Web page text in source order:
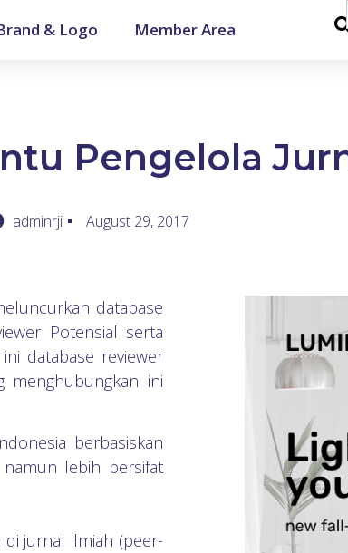
& Logo Member Area
Pengelola
adminrji August 29, 2017
database
Potensial serta
database reviewer
menghubungkan ini
berbasiskan
namun lebih bersifat
jurnal ilmiah (peer-